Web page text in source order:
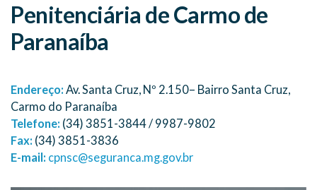
Penitenciária de Carmo de
Paranaíba
Endereço: Av. Santa Cruz, Nº 2.150– Bairro Santa Cruz,
Carmo do Paranaíba
Telefone: (34) 3851-3844 / 9987-9802
Fax: (34) 3851-3836
E-mail: cpnsc@seguranca.mg.gov.br